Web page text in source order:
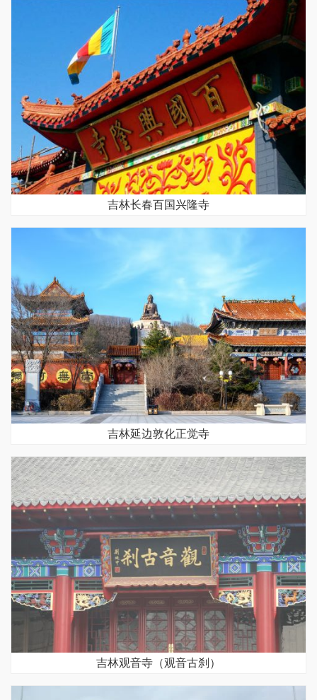
吉林长春百国兴隆寺
吉林延边敦化正觉寺
吉林观音寺（观音古刹）